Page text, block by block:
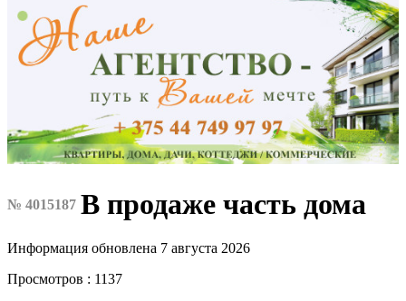
№ 4015187 В продаже часть дома
Информация обновлена 7 августа 2026
Просмотров : 1137